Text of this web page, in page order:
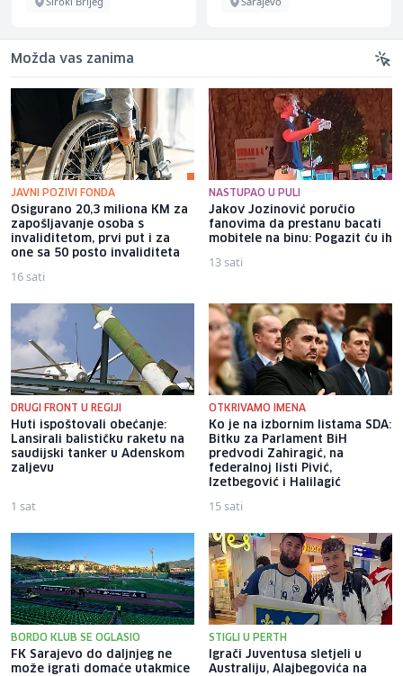
Možda vas zanima
JAVNI POZIVI FONDA
Osigurano 20,3 miliona KM za
zapošljavanje osoba s
invaliditetom, prvi put i za
one sa 50 posto invaliditeta
16 sati
NASTUPAO U PULI
Jakov Jozinović poručio
fanovima da prestanu bacati
mobitele na binu: Pogazit ću ih
13 sati
DRUGI FRONT U REGIJI
Huti ispoštovali obećanje:
Lansirali balističku raketu na
saudijski tanker u Adenskom
zaljevu
1 sat
OTKRIVAMO IMENA
Ko je na izbornim listama SDA:
Bitku za Parlament BiH
predvodi Zahiragić, na
federalnoj listi Pivić,
Izetbegović i Halilagić
15 sati
BORDO KLUB SE OGLASIO
FK Sarajevo do daljnjeg ne
može igrati domaće utakmice
STIGLI U PERTH
Igrači Juventusa sletjeli u
Australiju, Alajbegovića na